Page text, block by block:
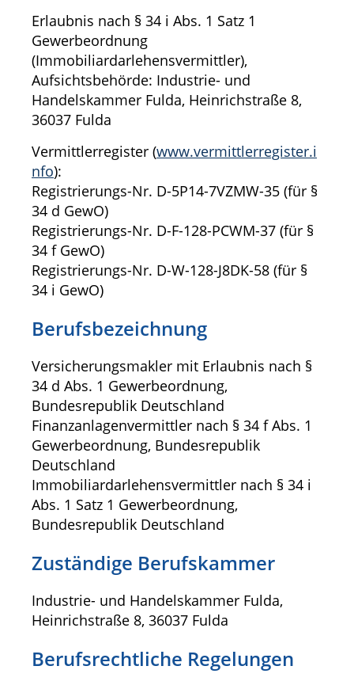
Erlaubnis nach § 34 i Abs. 1 Satz 1
Gewerbeordnung
(Immobiliardarlehensvermittler),
Aufsichtsbehörde: Industrie- und
Handelskammer Fulda, Heinrichstraße 8,
36037 Fulda
Vermittlerregister (www.vermittlerregister.i
nfo):
Registrierungs-Nr. D-5P14-7VZMW-35 (für §
34 d GewO)
Registrierungs-Nr. D-F-128-PCWM-37 (für §
34 f GewO)
Registrierungs-Nr. D-W-128-J8DK-58 (für §
34 i GewO)
Berufsbezeichnung
Versicherungsmakler mit Erlaubnis nach §
34 d Abs. 1 Gewerbeordnung,
Bundesrepublik Deutschland
Finanzanlagenvermittler nach § 34 f Abs. 1
Gewerbeordnung, Bundesrepublik
Deutschland
Immobiliardarlehensvermittler nach § 34 i
Abs. 1 Satz 1 Gewerbeordnung,
Bundesrepublik Deutschland
Zuständige Berufskammer
Industrie- und Handelskammer Fulda,
Heinrichstraße 8, 36037 Fulda
Berufsrechtliche Regelungen